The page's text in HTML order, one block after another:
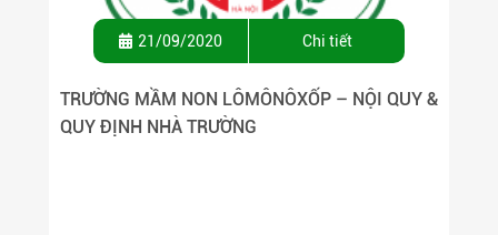
21/09/2020 Chi tiết
TRƯỜNG MẦM NON LÔMÔNÔXỐP – NỘI QUY &
QUY ĐỊNH NHÀ TRƯỜNG